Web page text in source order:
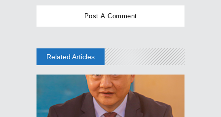
Related Articles